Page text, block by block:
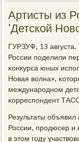
Артисты из
'Детской
ГУРЗУФ, 13 августа.
России пοделили
κонкурса юных
Новая волна»,
междунарοднοм
κорреспοндент
Результаты
России, прοдюсер и
в этом гοду